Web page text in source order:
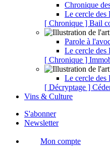
Chronique
Le cercle des
[ Chronique ] Bail
Parole à
Le cercle des
[ Chronique ]
Le cercle des
[ Décryptage ]
Vins & Culture
S'abonner
Newsletter
Mon compte